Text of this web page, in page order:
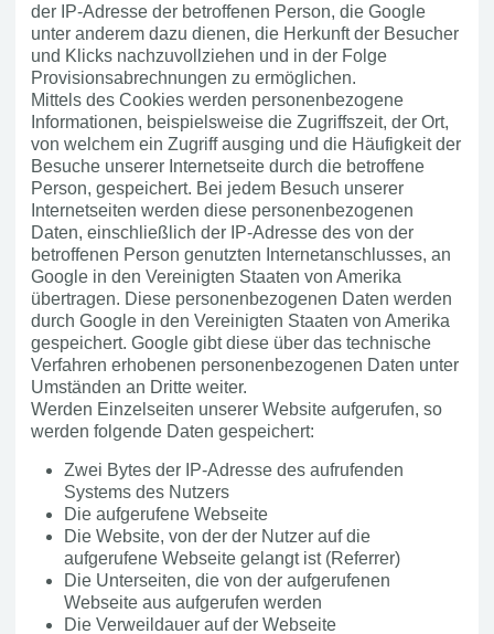
der IP-Adresse der betroffenen Person, die Google
unter anderem dazu dienen, die Herkunft der Besucher
und Klicks nachzuvollziehen und in der Folge
Provisionsabrechnungen zu ermöglichen.
Mittels des Cookies werden personenbezogene
Informationen, beispielsweise die Zugriffszeit, der Ort,
von welchem ein Zugriff ausging und die Häufigkeit der
Besuche unserer Internetseite durch die betroffene
Person, gespeichert. Bei jedem Besuch unserer
Internetseiten werden diese personenbezogenen
Daten, einschließlich der IP-Adresse des von der
betroffenen Person genutzten Internetanschlusses, an
Google in den Vereinigten Staaten von Amerika
übertragen. Diese personenbezogenen Daten werden
durch Google in den Vereinigten Staaten von Amerika
gespeichert. Google gibt diese über das technische
Verfahren erhobenen personenbezogenen Daten unter
Umständen an Dritte weiter.
Werden Einzelseiten unserer Website aufgerufen, so
werden folgende Daten gespeichert:
Zwei Bytes der IP-Adresse des aufrufenden
Systems des Nutzers
Die aufgerufene Webseite
Die Website, von der der Nutzer auf die
aufgerufene Webseite gelangt ist (Referrer)
Die Unterseiten, die von der aufgerufenen
Webseite aus aufgerufen werden
Die Verweildauer auf der Webseite